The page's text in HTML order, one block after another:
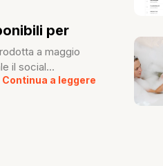
per
a maggio
il social...
Continua a leggere